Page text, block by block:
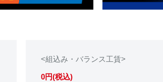
<組込み・バランス工賃>
0円(税込)